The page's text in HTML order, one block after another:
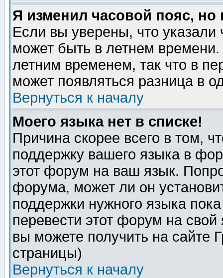
Я изменил часовой пояс,
Если вы уверены, что указали
может быть в летнем
летним временем, так что в
может появляться разница в
Вернуться к началу
Моего языка нет в списке!
Причина скорее всего в том,
поддержку вашего языка в
этот форум на ваш язык.
форума, может ли он
поддержки нужного языка
перевести этот форум на
вы можете получить на сайте
страницы)
Вернуться к началу